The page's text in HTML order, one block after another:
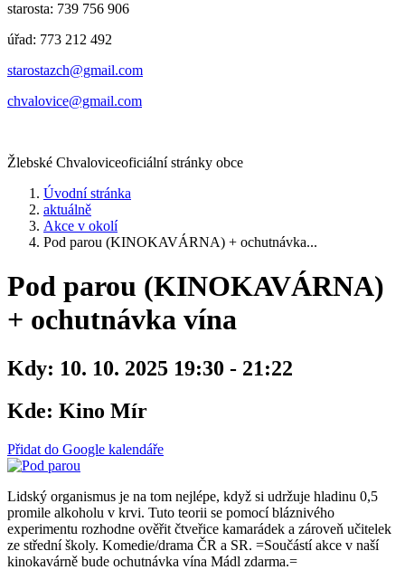
starosta: 739 756 906
úřad: 773 212 492
​​​​starostazch@gmail.com
​​​​chvalovice@gmail.com
Žlebské Chvaloviceoficiální stránky obce
Úvodní stránka
aktuálně
Akce v okolí
Pod parou (KINOKAVÁRNA) + ochutnávka...
Pod parou (KINOKAVÁRNA)
+ ochutnávka vína
Kdy: 10. 10. 2025 19:30 - 21:22
Kde: Kino Mír
Přidat do Google kalendáře
Lidský organismus je na tom nejlépe, když si udržuje hladinu 0,5
promile alkoholu v krvi. Tuto teorii se pomocí bláznivého
experimentu rozhodne ověřit čtveřice kamarádek a zároveň učitelek
ze střední školy. Komedie/drama ČR a SR. =Součástí akce v naší
kinokavárně bude ochutnávka vína Mádl zdarma.=